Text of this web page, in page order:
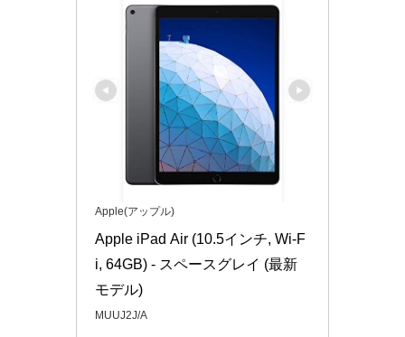
Apple(アップル)
Apple iPad Air (10.5インチ, Wi-F
i, 64GB) - スペースグレイ (最新
モデル)
MUUJ2J/A